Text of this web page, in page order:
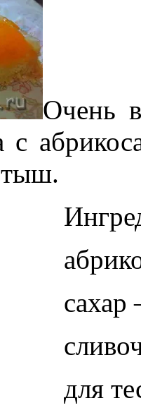
Очень
с
сахар
для